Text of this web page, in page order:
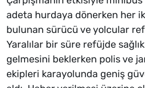
adeta hurdaya dönerken her
bulunan sürücü ve yolcular
Yaralılar bir süre refüjde
gelmesini beklerken polis ve
ekipleri karayolunda geniş